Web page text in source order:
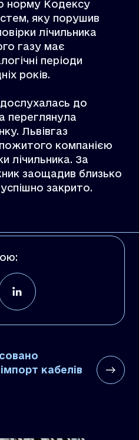
норму Кодексу
яку порушив
лічильника
газу має
періоди
років.
до
переглянула
Львівгаз
компанією
лічильника. За
заощадив близько
закрито.
кабелів